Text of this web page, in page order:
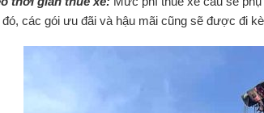
các gói ưu đãi và hậu mãi cũng sẽ được đi